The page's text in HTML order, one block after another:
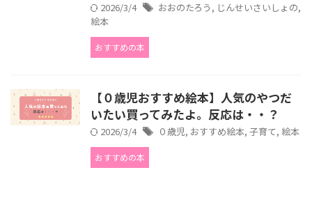
2026/3/4 おおのたろう , じんせいさいしょの,
絵本
おすすめの本
【０歳児おすすめ絵本】人気のやつだ
いたい買ってみたよ。反応は・・？
2026/3/4 ０歳児, おすすめ絵本, 子育て, 絵本
おすすめの本